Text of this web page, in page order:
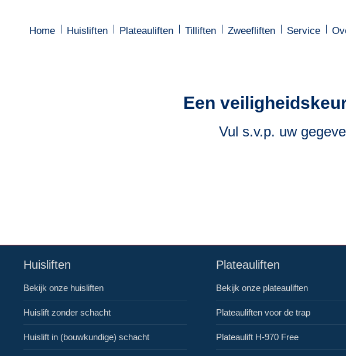
Home Huisliften Plateauliften Tilliften Zweefliften Service
Een
Vul s.v.p. uw
Huisliften
Bekijk onze huisliften
Huislift zonder schacht
Huislift in (bouwkundige) schacht
Plateauliften
Bekijk onze plateauliften
Plateauliften voor de trap
Plateaulift H-970 Free
Home Huisliften Plateauliften Tilliften Zweefliften Service